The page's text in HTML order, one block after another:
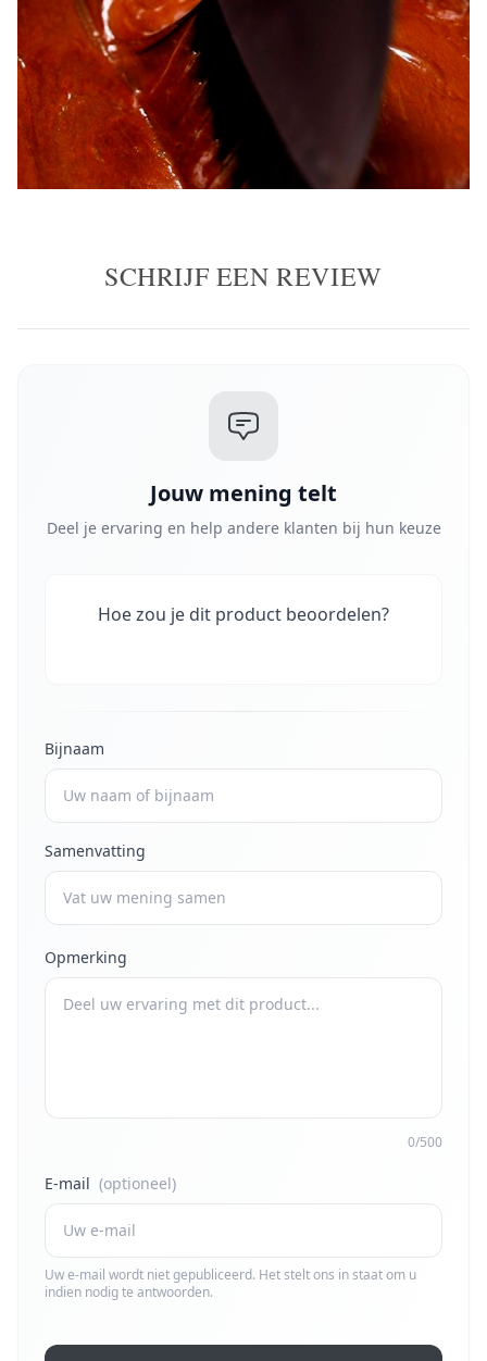
SCHRIJF EEN REVIEW
Jouw mening telt
Deel je ervaring en help andere klanten bij hun keuze
Hoe zou je dit product beoordelen?
Bijnaam
Samenvatting
Opmerking
0/500
E-mail (optioneel)
Uw e-mail wordt niet gepubliceerd. Het stelt ons in staat om u
indien nodig te antwoorden.